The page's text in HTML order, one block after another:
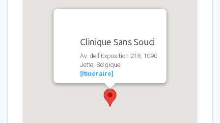
Clinique Sans Souci
Av. de l'Exposition 218, 1090
Jette, Belgique
[Itinéraire]